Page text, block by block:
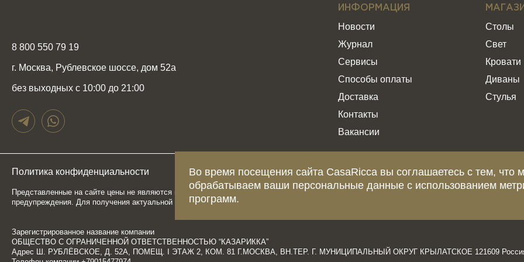
Во время посещения сайта CasaRicca вы соглашаетесь с тем, что
обрабатываем ваши персональные данные с использованием
программ.
8 800 550 79 19
г. Москва, Рублевское шоссе, дом 52а
без выходных с 10:00 до 21:00
ИНФОРМАЦИЯ
Новости
Журнал
Сервисы
Способы оплаты
Доставка
Контакты
Вакансии
Столы
Свет
Кровати
Диваны
Стулья
Политика конфиденциальности Карта сайта
Представленные на сайте цены не являются публичной офертой, определяемой положениями статьи 437 Гражданского Кодекса
предупреждения. Для получения актуальной и подробной информации о стоимости, сроках и условиях поставки просьба обращаться к
Зарегистрированное название компании
ОБЩЕСТВО С ОГРАНИЧЕННОЙ ОТВЕТСТВЕННОСТЬЮ “КАЗАРИККА”
Адрес Ш. РУБЛЁВСКОЕ, Д. 52А, ПОМЕЩ. I ЭТАЖ 2, КОМ. 81 Г.МОСКВА, ВН.ТЕР. Г. МУНИЦИПАЛЬНЫЙ ОКРУГ КРЫЛАТСКОЕ 121609